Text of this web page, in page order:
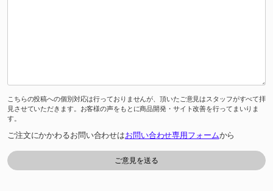
こちらの投稿への個別対応は行っておりませんが、頂いたご意見はスタッフがすべて拝
見させていただきます。お客様の声をもとに商品開発・サイト改善を行ってまいりま
す。
ご注文にかかわるお問い合わせはお問い合わせ専用フォームから